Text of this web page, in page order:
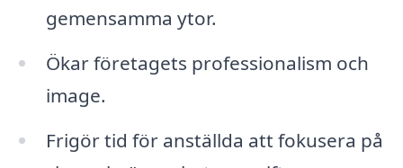
gemensamma ytor.
Ökar företagets professionalism och
image.
Frigör tid för anställda att fokusera på